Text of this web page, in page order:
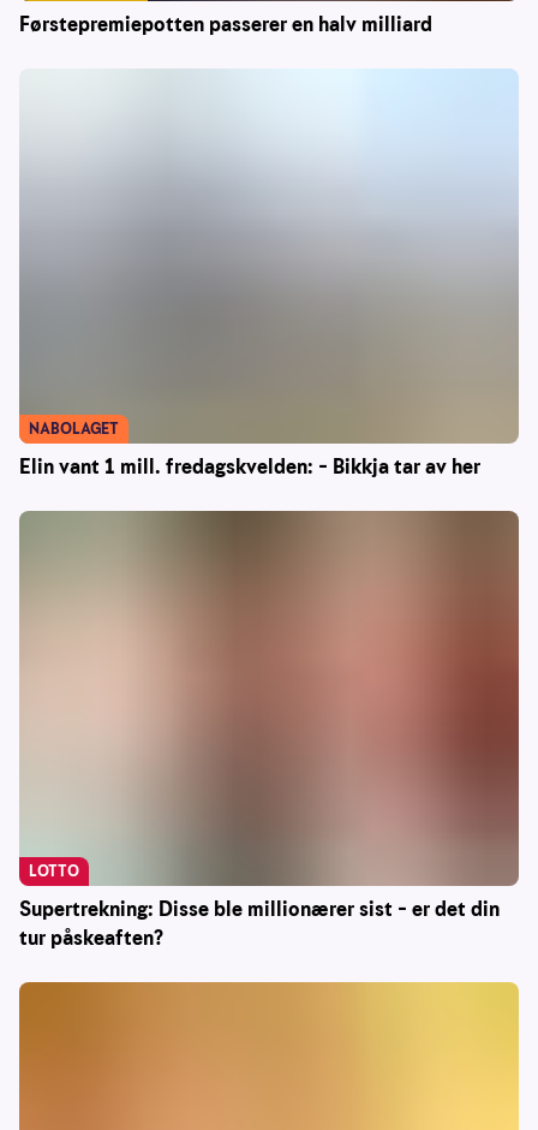
Førstepremiepotten passerer en halv milliard
Elin vant 1 mill. fredagskvelden: – Bikkja tar av her
NABOLAGET
Supertrekning: Disse ble millionærer sist – er det din
tur påskeaften?
LOTTO